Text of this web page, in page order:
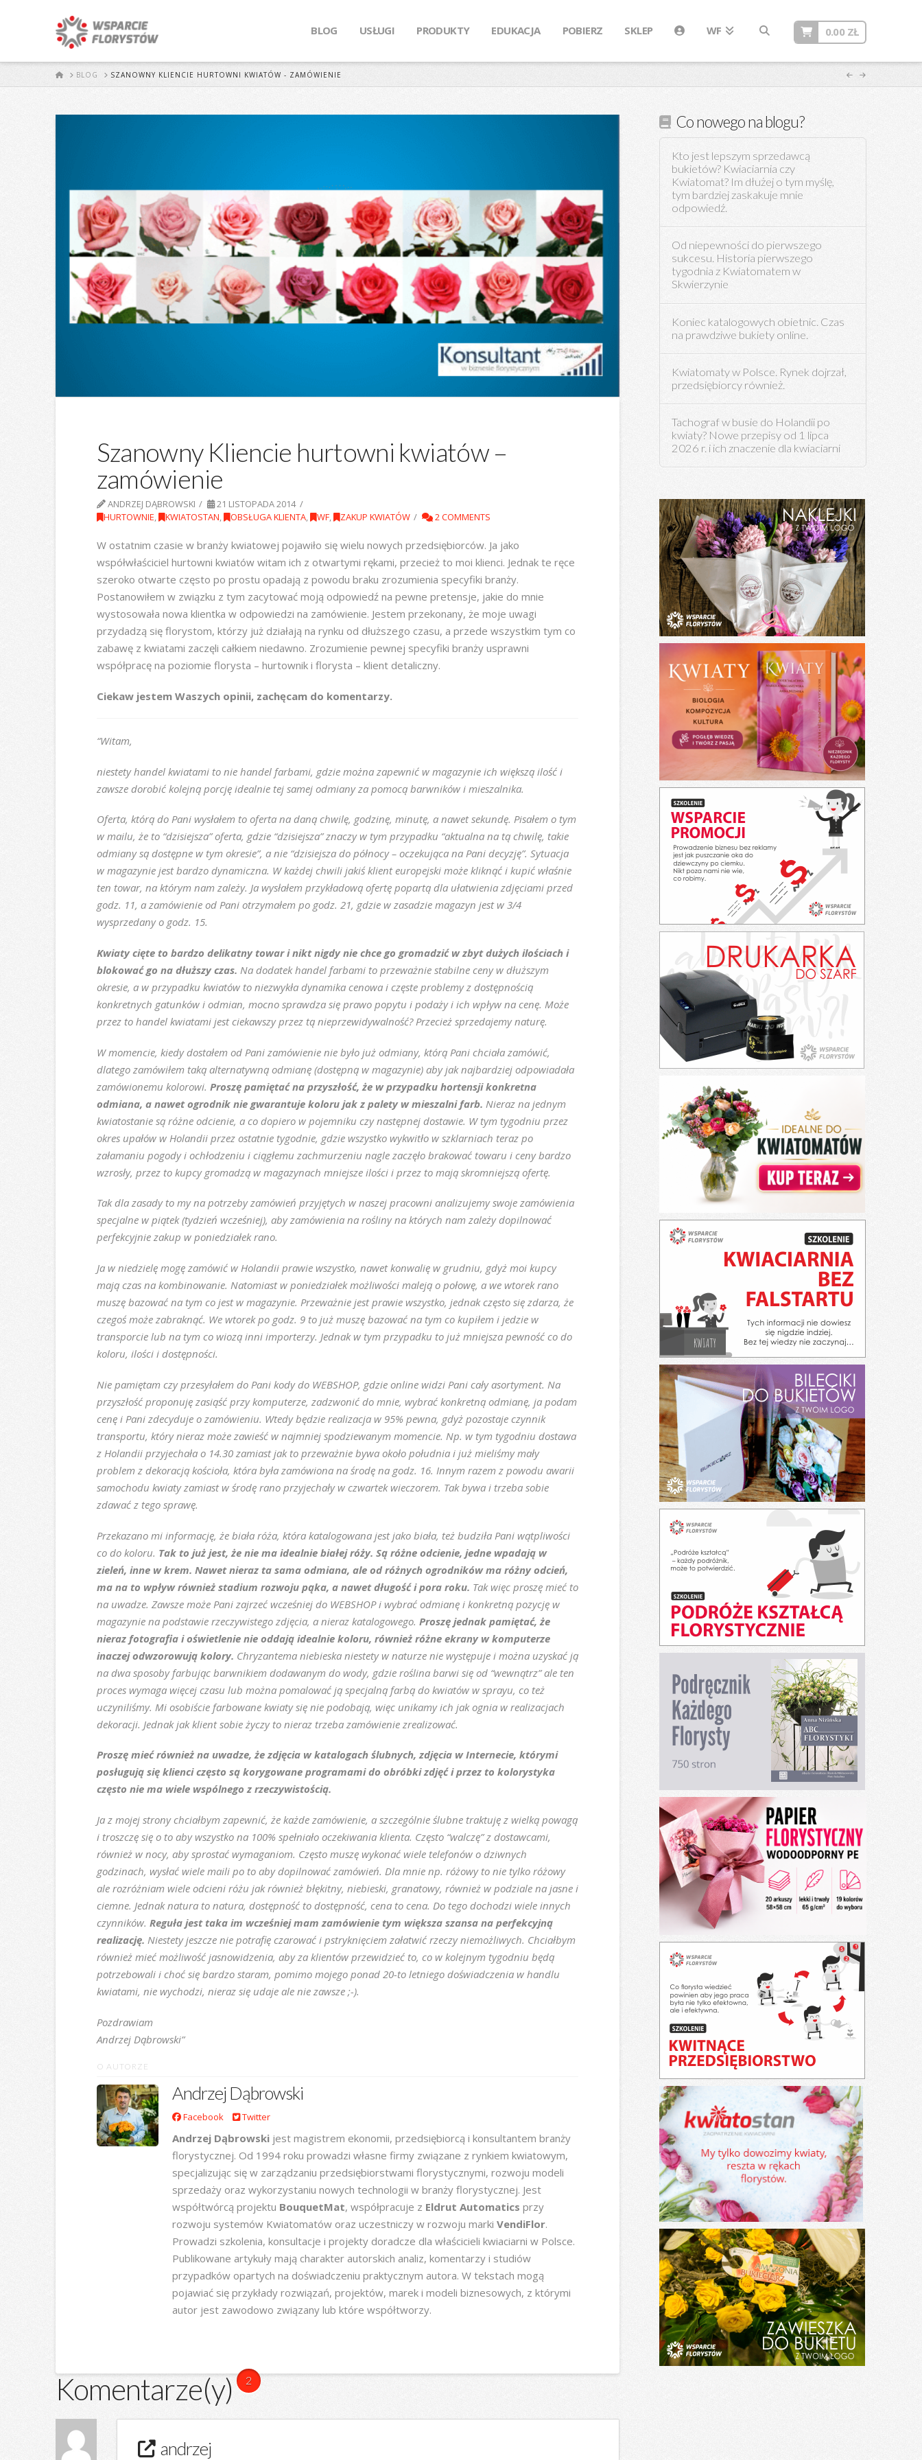
BLOG USŁUGI PRODUKTY EDUKACJA POBIERZ SKLEP WF 0.00 ZŁ
STARTBLOG SZANOWNY KLIENCIE HURTOWNI KWIATÓW - ZAMÓWIENIE
Szanowny Kliencie hurtowni kwiatów –
zamówienie
ANDRZEJ DĄBROWSKI
21 LISTOPADA 2014
HURTOWNIE, KWIATOSTAN, OBSŁUGA KLIENTA, WF, ZAKUP KWIATÓW 2 COMMENTS
W ostatnim czasie w branży kwiatowej pojawiło się wielu nowych przedsiębiorców. Ja jako
współwłaściciel hurtowni kwiatów witam ich z otwartymi rękami, przecież to moi klienci. Jednak te ręce
szeroko otwarte często po prostu opadają z powodu braku zrozumienia specyfiki branży.
Postanowiłem w związku z tym zacytować moją odpowiedź na pewne pretensje, jakie do mnie
wystosowała nowa klientka w odpowiedzi na zamówienie. Jestem przekonany, że moje uwagi
przydadzą się florystom, którzy już działają na rynku od dłuższego czasu, a przede wszystkim tym co
zabawę z kwiatami zaczęli całkiem niedawno. Zrozumienie pewnej specyfiki branży usprawni
współpracę na poziomie florysta – hurtownik i florysta – klient detaliczny.
Ciekaw jestem Waszych opinii, zachęcam do komentarzy.
“Witam,
niestety handel kwiatami to nie handel farbami, gdzie można zapewnić w magazynie ich większą ilość i
zawsze dorobić kolejną porcję idealnie tej samej odmiany za pomocą barwników i mieszalnika.
Oferta, którą do Pani wysłałem to oferta na daną chwilę, godzinę, minutę, a nawet sekundę. Pisałem o tym
w mailu, że to “dzisiejsza” oferta, gdzie “dzisiejsza” znaczy w tym przypadku “aktualna na tą chwilę, takie
odmiany są dostępne w tym okresie”, a nie “dzisiejsza do północy – oczekująca na Pani decyzję”. Sytuacja
w magazynie jest bardzo dynamiczna. W każdej chwili jakiś klient europejski może kliknąć i kupić właśnie
ten towar, na którym nam zależy. Ja wysłałem przykładową ofertę popartą dla ułatwienia zdjęciami przed
godz. 11, a zamówienie od Pani otrzymałem po godz. 21, gdzie w zasadzie magazyn jest w 3/4
wysprzedany o godz. 15.
Kwiaty cięte to bardzo delikatny towar i nikt nigdy nie chce go gromadzić w zbyt dużych ilościach i
blokować go na dłuższy czas. Na dodatek handel farbami to przeważnie stabilne ceny w dłuższym
okresie, a w przypadku kwiatów to niezwykła dynamika cenowa i częste problemy z dostępnością
konkretnych gatunków i odmian, mocno sprawdza się prawo popytu i podaży i ich wpływ na cenę. Może
przez to handel kwiatami jest ciekawszy przez tą nieprzewidywalność? Przecież sprzedajemy naturę.
W momencie, kiedy dostałem od Pani zamówienie nie było już odmiany, którą Pani chciała zamówić,
dlatego zamówiłem taką alternatywną odmianę (dostępną w magazynie) aby jak najbardziej odpowiadała
zamówionemu kolorowi. Proszę pamiętać na przyszłość, że w przypadku hortensji konkretna
odmiana, a nawet ogrodnik nie gwarantuje koloru jak z palety w mieszalni farb. Nieraz na jednym
kwiatostanie są różne odcienie, a co dopiero w pojemniku czy następnej dostawie. W tym tygodniu przez
okres upałów w Holandii przez ostatnie tygodnie, gdzie wszystko wykwitło w szklarniach teraz po
załamaniu pogody i ochłodzeniu i ciągłemu zachmurzeniu nagle zaczęło brakować towaru i ceny bardzo
wzrosły, przez to kupcy gromadzą w magazynach mniejsze ilości i przez to mają skromniejszą ofertę.
Tak dla zasady to my na potrzeby zamówień przyjętych w naszej pracowni analizujemy swoje zamówienia
specjalne w piątek (tydzień wcześniej), aby zamówienia na rośliny na których nam zależy dopilnować
perfekcyjnie zakup w poniedziałek rano.
Ja w niedzielę mogę zamówić w Holandii prawie wszystko, nawet konwalię w grudniu, gdyż moi kupcy
mają czas na kombinowanie. Natomiast w poniedziałek możliwości maleją o połowę, a we wtorek rano
muszę bazować na tym co jest w magazynie. Przeważnie jest prawie wszystko, jednak często się zdarza, że
czegoś może zabraknąć. We wtorek po godz. 9 to już muszę bazować na tym co kupiłem i jedzie w
transporcie lub na tym co wiozą inni importerzy. Jednak w tym przypadku to już mniejsza pewność co do
koloru, ilości i dostępności.
Nie pamiętam czy przesyłałem do Pani kody do WEBSHOP, gdzie online widzi Pani cały asortyment. Na
przyszłość proponuję zasiąść przy komputerze, zadzwonić do mnie, wybrać konkretną odmianę, ja podam
cenę i Pani zdecyduje o zamówieniu. Wtedy będzie realizacja w 95% pewna, gdyż pozostaje czynnik
transportu, który nieraz może zawieść w najmniej spodziewanym momencie. Np. w tym tygodniu dostawa
z Holandii przyjechała o 14.30 zamiast jak to przeważnie bywa około południa i już mieliśmy mały
problem z dekoracją kościoła, która była zamówiona na środę na godz. 16. Innym razem z powodu awarii
samochodu kwiaty zamiast w środę rano przyjechały w czwartek wieczorem. Tak bywa i trzeba sobie
zdawać z tego sprawę.
Przekazano mi informację, że biała róża, która katalogowana jest jako biała, też budziła Pani wątpliwości
co do koloru. Tak to już jest, że nie ma idealnie białej róży. Są różne odcienie, jedne wpadają w
zieleń, inne w krem. Nawet nieraz ta sama odmiana, ale od różnych ogrodników ma różny odcień,
ma na to wpływ również stadium rozwoju pąka, a nawet długość i pora roku. Tak więc proszę mieć to
na uwadze. Zawsze może Pani zajrzeć wcześniej do WEBSHOP i wybrać odmianę i konkretną pozycję w
magazynie na podstawie rzeczywistego zdjęcia, a nieraz katalogowego. Proszę jednak pamiętać, że
nieraz fotografia i oświetlenie nie oddają idealnie koloru, również różne ekrany w komputerze
inaczej odwzorowują kolory. Chryzantema niebieska niestety w naturze nie występuje i można uzyskać ją
na dwa sposoby farbując barwnikiem dodawanym do wody, gdzie roślina barwi się od “wewnątrz” ale ten
proces wymaga więcej czasu lub można pomalować ją specjalną farbą do kwiatów w sprayu, co też
uczyniliśmy. Mi osobiście farbowane kwiaty się nie podobają, więc unikamy ich jak ognia w realizacjach
dekoracji. Jednak jak klient sobie życzy to nieraz trzeba zamówienie zrealizować.
Proszę mieć również na uwadze, że zdjęcia w katalogach ślubnych, zdjęcia w Internecie, którymi
posługują się klienci często są korygowane programami do obróbki zdjęć i przez to kolorystyka
często nie ma wiele wspólnego z rzeczywistością.
Ja z mojej strony chciałbym zapewnić, że każde zamówienie, a szczególnie ślubne traktuję z wielką powagą
i troszczę się o to aby wszystko na 100% spełniało oczekiwania klienta. Często “walczę” z dostawcami,
również w nocy, aby sprostać wymaganiom. Często muszę wykonać wiele telefonów o dziwnych
godzinach, wysłać wiele maili po to aby dopilnować zamówień. Dla mnie np. różowy to nie tylko różowy
ale rozróżniam wiele odcieni różu jak również błękitny, niebieski, granatowy, również w podziale na jasne i
ciemne. Jednak natura to natura, dostępność to dostępność, cena to cena. Do tego dochodzi wiele innych
czynników. Reguła jest taka im wcześniej mam zamówienie tym większa szansa na perfekcyjną
realizację. Niestety jeszcze nie potrafię czarować i pstryknięciem załatwić rzeczy niemożliwych. Chciałbym
również mieć możliwość jasnowidzenia, aby za klientów przewidzieć to, co w kolejnym tygodniu będą
potrzebowali i choć się bardzo staram, pomimo mojego ponad 20-to letniego doświadczenia w handlu
kwiatami, nie wychodzi, nieraz się udaje ale nie zawsze ;-).
Pozdrawiam
Andrzej Dąbrowski”
O AUTORZE
Andrzej Dąbrowski
Facebook Twitter
Andrzej Dąbrowskijest magistrem ekonomii, przedsiębiorcą i konsultantem branży
florystycznej. Od 1994 roku prowadzi własne firmy związane z rynkiem kwiatowym,
specjalizując się w zarządzaniu przedsiębiorstwami florystycznymi, rozwoju modeli
sprzedaży oraz wykorzystaniu nowych technologii w branży florystycznej. Jest
współtwórcą projektu BouquetMat, współpracuje z Eldrut Automatics przy
rozwoju systemów Kwiatomatów oraz uczestniczy w rozwoju marki VendiFlor.
Prowadzi szkolenia, konsultacje i projekty doradcze dla właścicieli kwiaciarni w Polsce.
Publikowane artykuły mają charakter autorskich analiz, komentarzy i studiów
przypadków opartych na doświadczeniu praktycznym autora. W tekstach mogą
pojawiać się przykłady rozwiązań, projektów, marek i modeli biznesowych, z którymi
autor jest zawodowo związany lub które współtworzy.
Komentarze(y) 2
andrzej
Co nowego na blogu?
Kto jest lepszym sprzedawcą
bukietów? Kwiaciarnia czy
Kwiatomat? Im dłużej o tym myślę,
tym bardziej zaskakuje mnie
odpowiedź.
Od niepewności do pierwszego
sukcesu. Historia pierwszego
tygodnia z Kwiatomatem w
Skwierzynie
Koniec katalogowych obietnic. Czas
na prawdziwe bukiety online.
Kwiatomaty w Polsce. Rynek dojrzał,
przedsiębiorcy również.
Tachograf w busie do Holandii po
kwiaty? Nowe przepisy od 1 lipca
2026 r. i ich znaczenie dla kwiaciarni